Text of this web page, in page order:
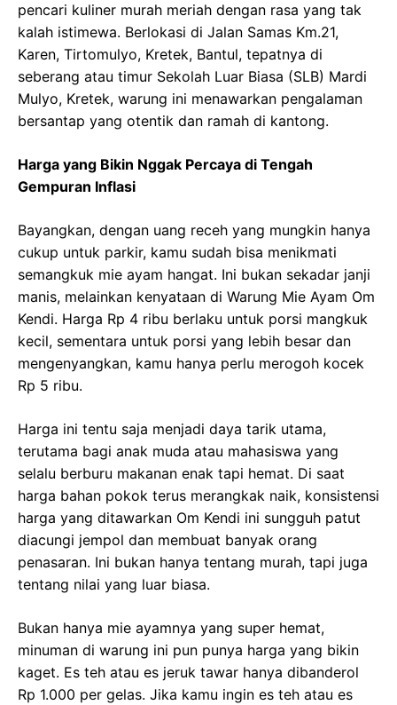
pencari kuliner murah meriah dengan rasa yang tak
kalah istimewa. Berlokasi di Jalan Samas Km.21,
Karen, Tirtomulyo, Kretek, Bantul, tepatnya di
seberang atau timur Sekolah Luar Biasa (SLB) Mardi
Mulyo, Kretek, warung ini menawarkan pengalaman
bersantap yang otentik dan ramah di kantong.
Harga yang Bikin Nggak Percaya di Tengah
Gempuran Inflasi
Bayangkan, dengan uang receh yang mungkin hanya
cukup untuk parkir, kamu sudah bisa menikmati
semangkuk mie ayam hangat. Ini bukan sekadar janji
manis, melainkan kenyataan di Warung Mie Ayam Om
Kendi. Harga Rp 4 ribu berlaku untuk porsi mangkuk
kecil, sementara untuk porsi yang lebih besar dan
mengenyangkan, kamu hanya perlu merogoh kocek
Rp 5 ribu.
Harga ini tentu saja menjadi daya tarik utama,
terutama bagi anak muda atau mahasiswa yang
selalu berburu makanan enak tapi hemat. Di saat
harga bahan pokok terus merangkak naik, konsistensi
harga yang ditawarkan Om Kendi ini sungguh patut
diacungi jempol dan membuat banyak orang
penasaran. Ini bukan hanya tentang murah, tapi juga
tentang nilai yang luar biasa.
Bukan hanya mie ayamnya yang super hemat,
minuman di warung ini pun punya harga yang bikin
kaget. Es teh atau es jeruk tawar hanya dibanderol
Rp 1.000 per gelas. Jika kamu ingin es teh atau es